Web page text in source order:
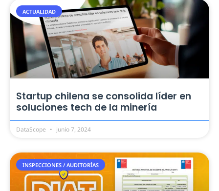
ACTUALIDAD
Startup chilena se consolida líder en
soluciones tech de la minería
DataScope junio 7, 2024
INSPECCIONES / AUDITORÍAS